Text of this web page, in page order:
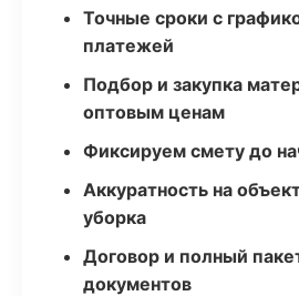
Точные сроки с
платежей
Подбор и закупка
оптовым ценам
Фиксируем смету до
Аккуратность на
уборка
Договор и полный
документов